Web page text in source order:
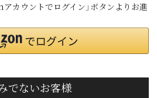
アカウントでログイン」ボタンよりお進
でないお客様